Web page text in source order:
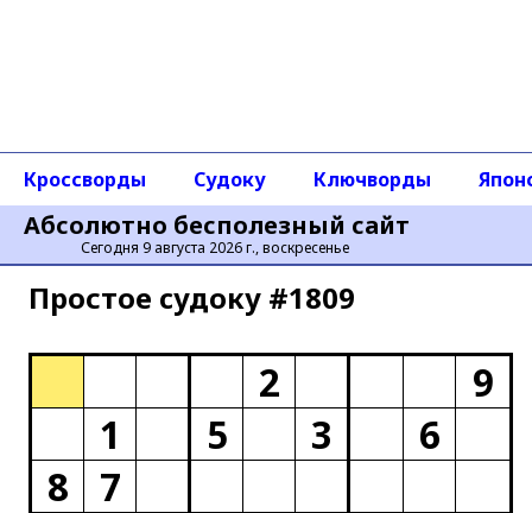
Абсолютно бесполезный сайт
Сегодня 9 августа 2026 г., воскресенье
Кроссворды Судоку Ключворды
Простое cудоку #1809
2
9
1
5 3
6
8
7